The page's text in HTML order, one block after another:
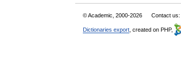
© Academic, 2000-2026 Contact us:
Dictionaries export , created on PHP,